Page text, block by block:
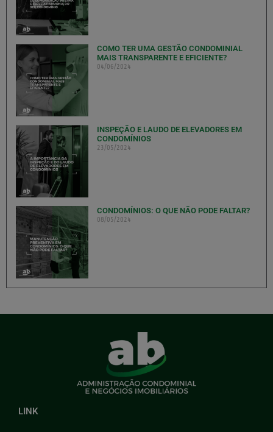
COMO TER UMA GESTÃO CONDOMINIAL
MAIS TRANSPARENTE E EFICIENTE?
04/06/2024
INSPEÇÃO E LAUDO DE ELEVADORES EM
CONDOMÍNIOS
23/05/2024
CONDOMÍNIOS: O QUE NÃO PODE FALTAR?
08/05/2024
LINK